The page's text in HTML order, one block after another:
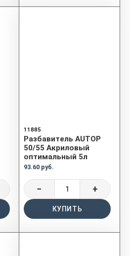
11885
Разбавитель AUTOP
50/55 Акриловый
оптимальный 5л
93.60 руб.
− +
КУПИТЬ